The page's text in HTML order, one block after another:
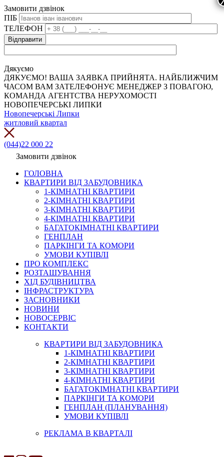
Замовити дзвінок
ПІБ
ТЕЛЕФОН
Дякуємо
ДЯКУЄМО! ВАША ЗАЯВКА ПРИЙНЯТА. НАЙБЛИЖЧИМ
ЧАСОМ ВАМ ЗАТЕЛЕФОНУЄ МЕНЕДЖЕР З ПОВАГОЮ,
КОМАНДА АГЕНТСТВА НЕРУХОМОСТІ
НОВОПЕЧЕРСЬКІ ЛИПКИ
Новопечерські Липки
житловий квартал
(044)22 000 22
Замовити дзвінок
ГОЛОВНА
КВАРТИРИ ВІД ЗАБУДОВНИКА
1-КІМНАТНІ КВАРТИРИ
2-КІМНАТНІ КВАРТИРИ
3-КІМНАТНІ КВАРТИРИ
4-КІМНАТНІ КВАРТИРИ
БАГАТОКІМНАТНІ КВАРТИРИ
ГЕНПЛАН
ПАРКІНГИ ТА КОМОРИ
УМОВИ КУПІВЛІ
ПРО КОМПЛЕКС
РОЗТАШУВАННЯ
ХІД БУДІВНИЦТВА
ІНФРАСТРУКТУРА
ЗАСНОВНИКИ
НОВИНИ
НОВОСЕРВІС
КОНТАКТИ
КВАРТИРИ ВІД ЗАБУДОВНИКА
1-КІМНАТНІ КВАРТИРИ
2-КІМНАТНІ КВАРТИРИ
3-КІМНАТНІ КВАРТИРИ
4-КІМНАТНІ КВАРТИРИ
БАГАТОКІМНАТНІ КВАРТИРИ
ПАРКІНГИ ТА КОМОРИ
ГЕНПЛАН (ПЛАНУВАННЯ)
УМОВИ КУПІВЛІ
РЕКЛАМА В КВАРТАЛІ